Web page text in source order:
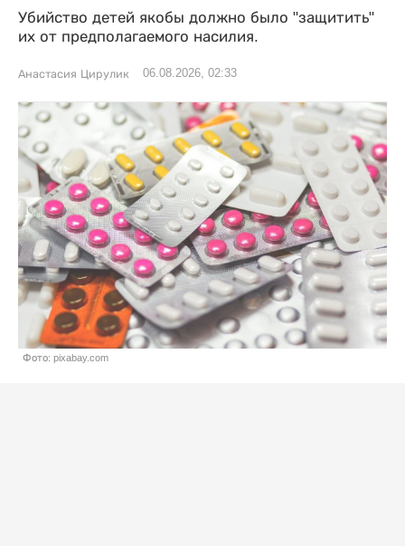
Убийство детей якобы должно было "защитить"
их от предполагаемого насилия.
Анастасия Цирулик 06.08.2026, 02:33
Фото: pixabay.com